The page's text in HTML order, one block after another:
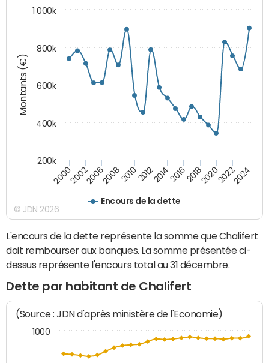
Montants (€)
Encours de la dette
200020022006200820102012201420162018202020222024
200k
400k
600k
800k
1 000k
© JDN 2026
L'encours de la dette représente la somme que Chalifert
doit rembourser aux banques. La somme présentée ci-
dessus représente l'encours total au 31 décembre.
Dette par habitant de Chalifert
(Source : JDN d'après ministère de l'Economie)
1000